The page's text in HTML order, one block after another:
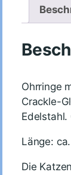
Ohrringe
Crackle-
Länge:
Die